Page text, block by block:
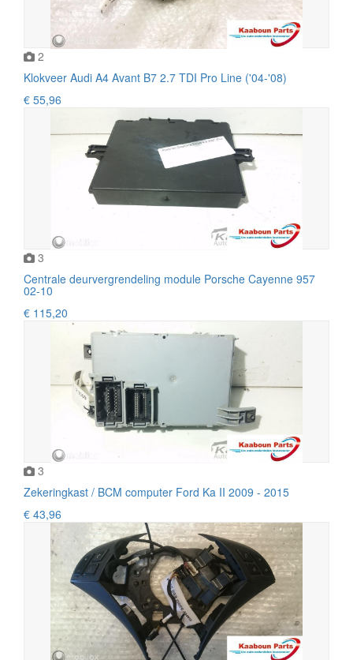
2
Klokveer Audi A4 Avant B7 2.7 TDI Pro Line ('04-'08)
€ 55,96
3
Centrale deurvergrendeling module Porsche Cayenne 957
02-10
€ 115,20
3
Zekeringkast / BCM computer Ford Ka II 2009 - 2015
€ 43,96